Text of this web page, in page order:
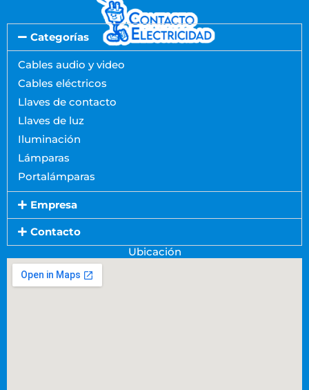
Categorías
Cables audio y video
Cables eléctricos
Llaves de contacto
Llaves de luz
Iluminación
Lámparas
Portalámparas
Empresa
Contacto
Ubicación